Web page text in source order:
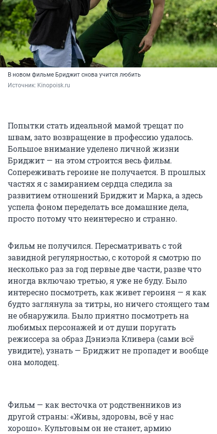
В новом фильме Бриджит снова учится любить
Источник: Kinopoisk.ru
Попытки стать идеальной мамой трещат по
швам, зато возвращение в профессию удалось.
Большое внимание уделено личной жизни
Бриджит — на этом строится весь фильм.
Сопереживать героине не получается. В прошлых
частях я с замиранием сердца следила за
развитием отношений Бриджит и Марка, а здесь
успела фоном переделать все домашние дела,
просто потому что неинтересно и странно.
Фильм не получился. Пересматривать с той
завидной регулярностью, с которой я смотрю по
несколько раз за год первые две части, разве что
иногда включаю третью, я уже не буду. Было
интересно посмотреть, как живет героиня — я как
будто заглянула за титры, но ничего стоящего там
не обнаружила. Было приятно посмотреть на
любимых персонажей и от души поругать
режиссера за образ Дэниэла Кливера (сами всё
увидите), узнать — Бриджит не пропадет и вообще
она молодец.
Фильм — как весточка от родственников из
другой страны: «Живы, здоровы, всё у нас
хорошо». Культовым он не станет, армию